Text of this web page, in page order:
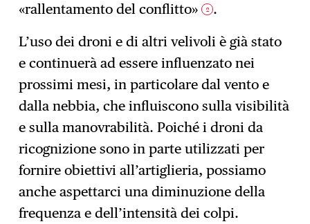
«rallentamento del conflitto» 2 .
L’uso dei droni e di altri velivoli è già stato
e continuerà ad essere influenzato nei
prossimi mesi, in particolare dal vento e
dalla nebbia, che influiscono sulla visibilità
e sulla manovrabilità. Poiché i droni da
ricognizione sono in parte utilizzati per
fornire obiettivi all’artiglieria, possiamo
anche aspettarci una diminuzione della
frequenza e dell’intensità dei colpi.